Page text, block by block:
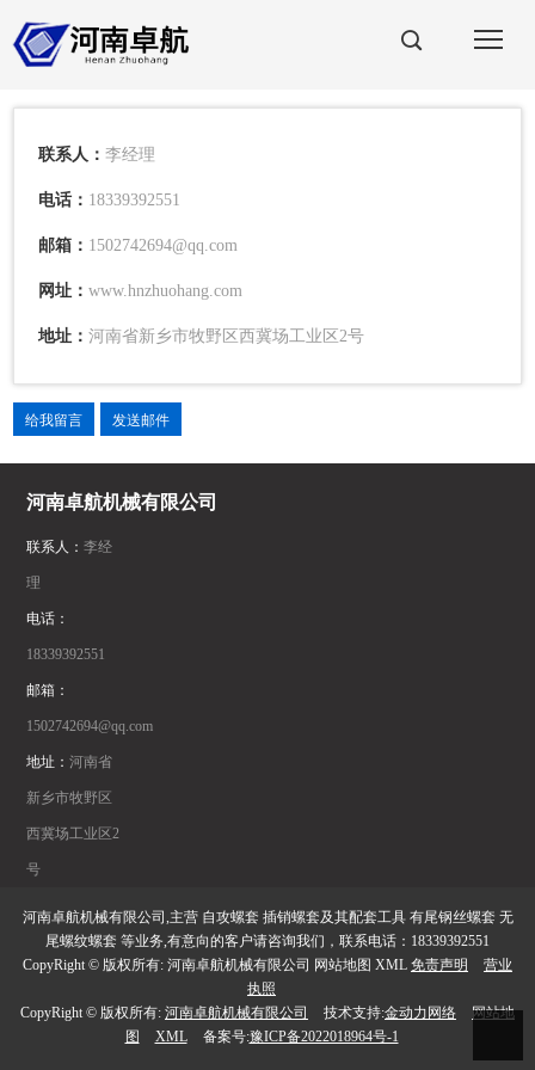
联系人：李经理
电话： 18339392551
邮箱： 1502742694@qq.com
网址：www.hnzhuohang.com
地址：河南省新乡市牧野区西冀场工业区2号
给我留言 发送邮件
河南卓航机械有限公司
联系人：李经
理
电话：
18339392551
邮箱：
1502742694@qq.com
地址：河南省
新乡市牧野区
西冀场工业区2
号
河南卓航机械有限公司,主营 自攻螺套 插销螺套及其配套工具 有尾钢丝螺套 无
尾螺纹螺套 等业务,有意向的客户请咨询我们，联系电话：18339392551
CopyRight © 版权所有: 河南卓航机械有限公司 网站地图 XML 免责声明
营业
执照
CopyRight © 版权所有: 河南卓航机械有限公司 技术支持:金动力网络
网站地
图
XML 备案号:豫ICP备2022018964号-1